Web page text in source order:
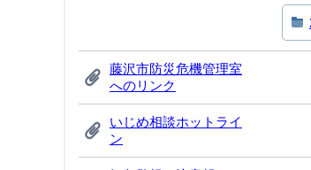
藤沢市防災危機管理室
へのリンク
いじめ相談ホットライ
ン